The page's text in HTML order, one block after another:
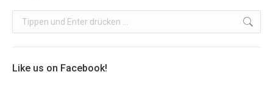
Search:
Like us on Facebook!